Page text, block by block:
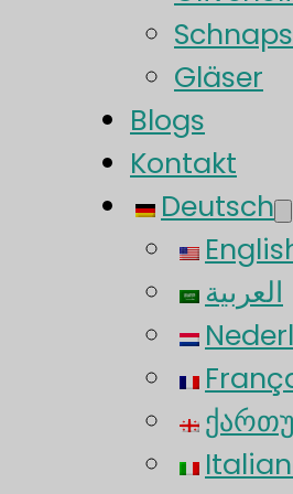
Gläser
Blogs
Kontakt
Deutsch
العربية